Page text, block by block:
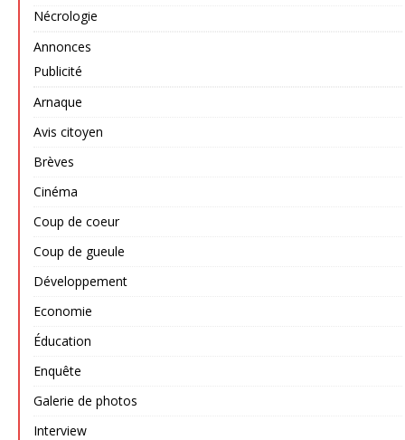
Nécrologie
Annonces
Publicité
Arnaque
Avis citoyen
Brèves
Cinéma
Coup de coeur
Coup de gueule
Développement
Economie
Éducation
Enquête
Galerie de photos
Interview